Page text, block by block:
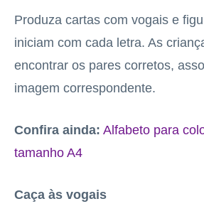
Produza cartas com vogais e
iniciam com cada letra. As
encontrar os pares corretos,
imagem correspondente.
Confira ainda: Alfabeto para
tamanho A4
Caça às vogais